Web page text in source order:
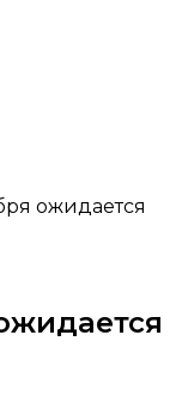
ожидается